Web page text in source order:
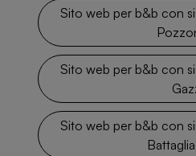
Sito web per b&b con
Sito web per b&b con
Sito web per b&b con